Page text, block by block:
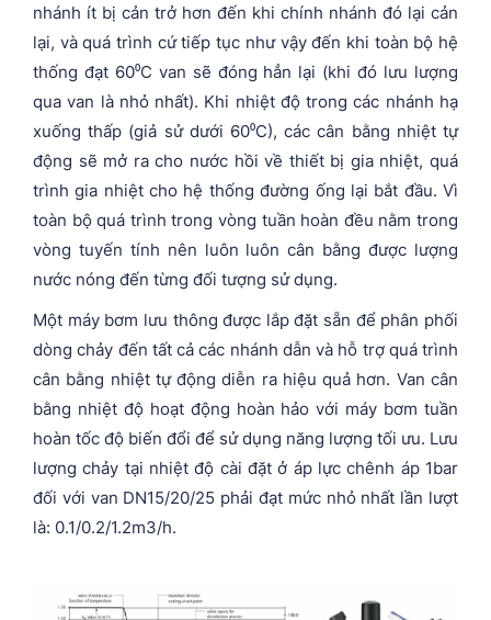
nhánh ít bị cản trở hơn đến khi chính nhánh đó lại cản
lại, và quá trình cứ tiếp tục như vậy đến khi toàn bộ hệ
thống đạt 60⁰C van sẽ đóng hẳn lại (khi đó lưu lượng
qua van là nhỏ nhất). Khi nhiệt độ trong các nhánh hạ
xuống thấp (giả sử dưới 60⁰C), các cân bằng nhiệt tự
động sẽ mở ra cho nước hồi về thiết bị gia nhiệt, quá
trình gia nhiệt cho hệ thống đường ống lại bắt đầu. Vì
toàn bộ quá trình trong vòng tuần hoàn đều nằm trong
vòng tuyến tính nên luôn luôn cân bằng được lượng
nước nóng đến từng đối tượng sử dụng.
Một máy bơm lưu thông được lắp đặt sẵn để phân phối
dòng chảy đến tất cả các nhánh dẫn và hỗ trợ quá trình
cân bằng nhiệt tự động diễn ra hiệu quả hơn. Van cân
bằng nhiệt độ hoạt động hoàn hảo với máy bơm tuần
hoàn tốc độ biến đổi để sử dụng năng lượng tối ưu. Lưu
lượng chảy tại nhiệt độ cài đặt ở áp lực chênh áp 1bar
đối với van DN15/20/25 phải đạt mức nhỏ nhất lần lượt
là: 0.1/0.2/1.2m3/h.